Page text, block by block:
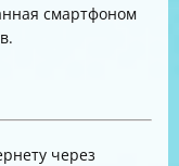
смартфоном
через